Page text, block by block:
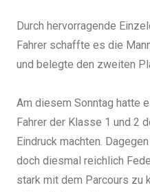
Durch hervorragende
Fahrer schaffte es die
und belegte den zweiten
Am diesem Sonntag hatte
Fahrer der Klasse 1 und 2
Eindruck machten.
doch diesmal reichlich
stark mit dem Parcours zu